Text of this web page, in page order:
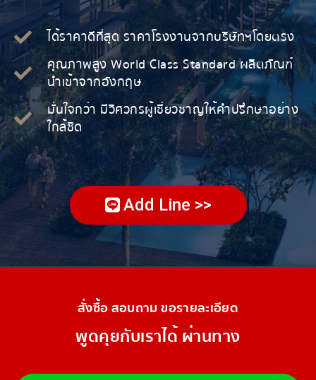
ได้ราคาดีที่สุด ราคาโรงงานจากบริษัทฯโดยตรง
คุณภาพสูง World Class Standard ผลิตภัณฑ์
นำเข้าจากอังกฤษ
มั่นใจกว่า มีวิศวกรผู้เชี่ยวชาญให้คำปรึกษาอย่าง
ใกล้ชิด
Add Line >>
สั่งซื้อ สอบถาม ขอรายละเอียด
พูดคุยกับเราได้ ผ่านทาง